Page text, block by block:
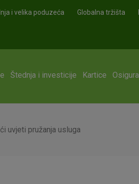
i velika poduzeća Globalna tržišta
Štednja i investicije Kartice
uvjeti pružanja usluga